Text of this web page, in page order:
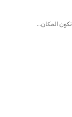
تكون المكان…